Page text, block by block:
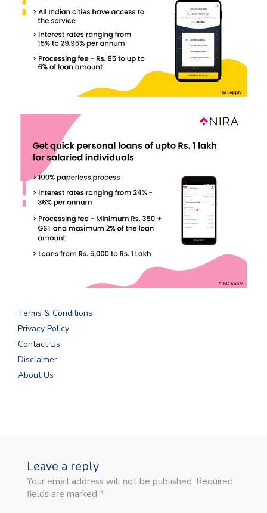
Terms & Conditions
Privacy Policy
Contact Us
Disclaimer
About Us
Leave a reply
Your email address will not be published. Required
fields are marked *